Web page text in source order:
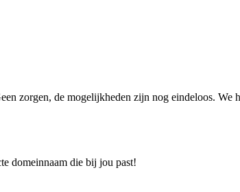
zorgen, de mogelijkheden zijn nog eindeloos.
domeinnaam die bij jou past!